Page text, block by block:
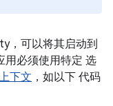
，可以将其启动到
用必须使用特定 选
下文 ，如以下 代码